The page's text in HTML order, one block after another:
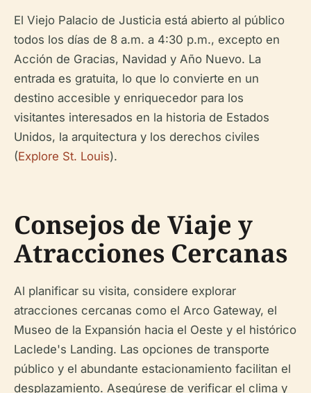
El Viejo Palacio de Justicia está abierto al público
todos los días de 8 a.m. a 4:30 p.m., excepto en
Acción de Gracias, Navidad y Año Nuevo. La
entrada es gratuita, lo que lo convierte en un
destino accesible y enriquecedor para los
visitantes interesados en la historia de Estados
Unidos, la arquitectura y los derechos civiles
(Explore St. Louis).
Consejos de Viaje y
Atracciones Cercanas
Al planificar su visita, considere explorar
atracciones cercanas como el Arco Gateway, el
Museo de la Expansión hacia el Oeste y el histórico
Laclede's Landing. Las opciones de transporte
público y el abundante estacionamiento facilitan el
desplazamiento. Asegúrese de verificar el clima y